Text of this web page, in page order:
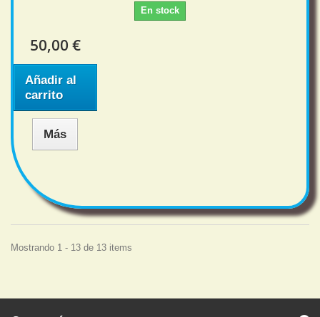
En stock
50,00 €
Añadir al
carrito
Más
Mostrando 1 - 13 de 13 items